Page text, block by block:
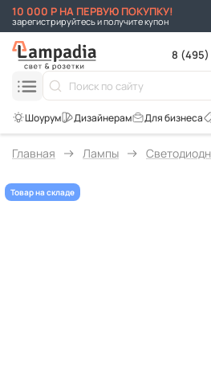
10 000 Р НА ПЕРВУЮ ПОКУПКУ!
зарегистрируйтесь и получите купон
8 (495)
Для бизнеса
Главная Лампы
Товар на складе